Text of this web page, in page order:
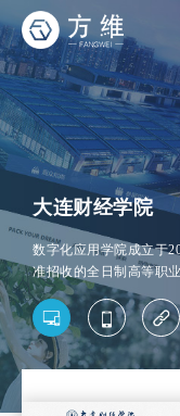
大连财经学院
数字化应用学院成立于
准招收的全日制高等职